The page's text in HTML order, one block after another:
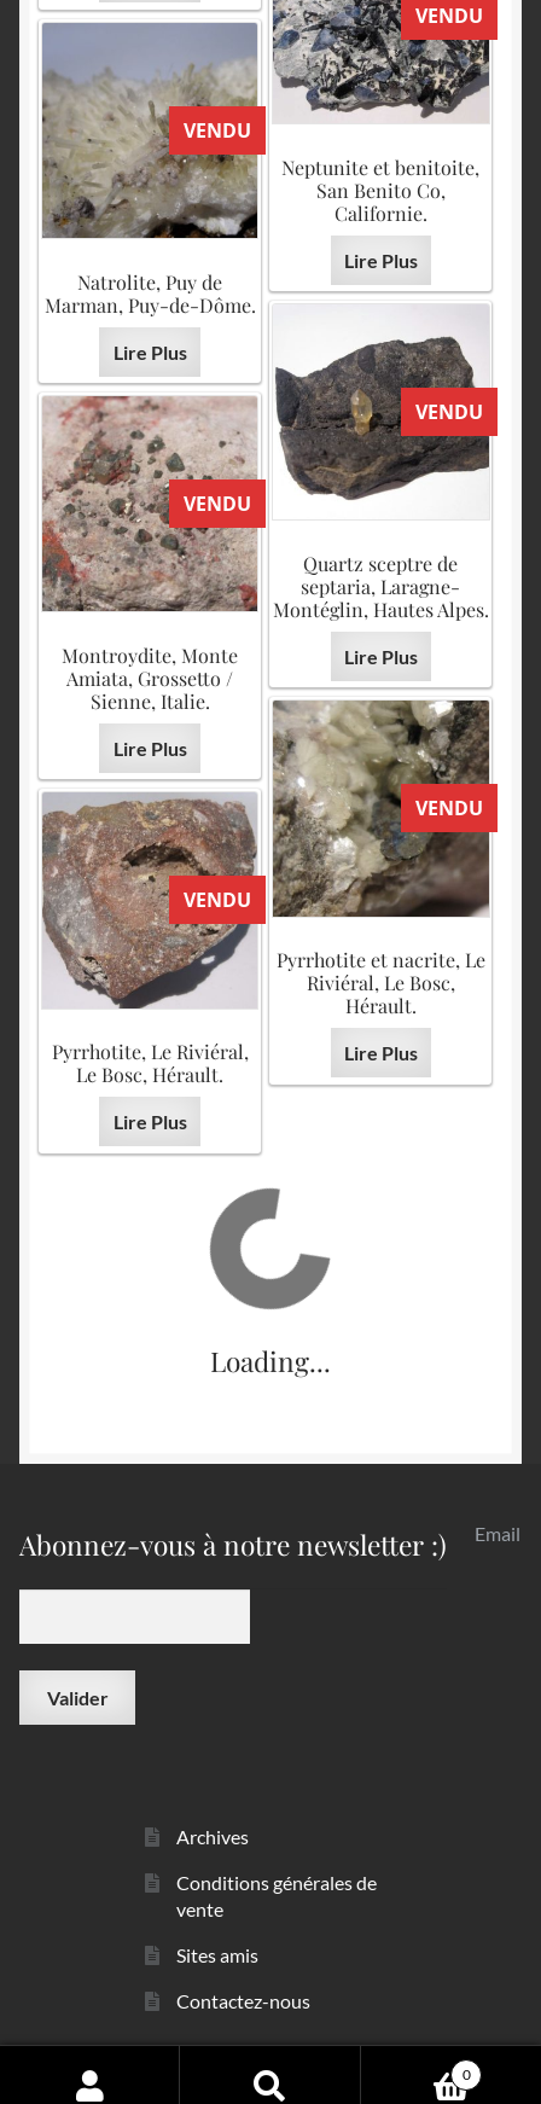
VENDU
Neptunite et benitoite,
San Benito Co,
Californie.
Lire Plus
VENDU
Natrolite, Puy de
Marman, Puy-de-Dôme.
Lire Plus
VENDU
Quartz sceptre de
septaria, Laragne-
Montéglin, Hautes Alpes.
Lire Plus
VENDU
Montroydite, Monte
Amiata, Grossetto /
Sienne, Italie.
Lire Plus
VENDU
Pyrrhotite et nacrite, Le
Riviéral, Le Bosc,
Hérault.
Lire Plus
VENDU
Pyrrhotite, Le Riviéral,
Le Bosc, Hérault.
Lire Plus
Loading...
Abonnez-vous à notre newsletter :) Email
Archives
Conditions générales de
vente
Sites amis
Contactez-nous
© sarl Les Minéraux 2006 - 2026 0